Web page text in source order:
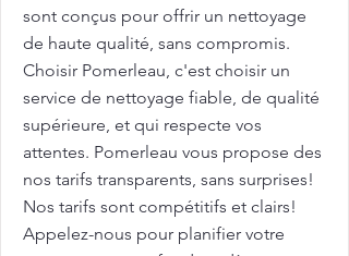
sont conçus pour offrir un nettoyage
de haute qualité, sans compromis.
Choisir Pomerleau, c'est choisir un
service de nettoyage fiable, de qualité
supérieure, et qui respecte vos
attentes. Pomerleau vous propose des
nos tarifs transparents, sans surprises!
Nos tarifs sont compétitifs et clairs!
Appelez-nous pour planifier votre